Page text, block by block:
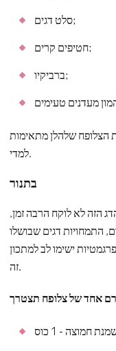
סלט דגים;
חטיפים קרים;
ברביקיו;
הצלופח שלהלן מתאימות
למדי.
בתנור
הזה לא לוקח הרבה זמן,
התמחויות דגים שבושלו
ישימו לב למתכון
זה.